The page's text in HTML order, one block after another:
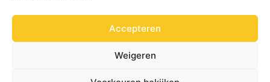
Accepteren
Weigeren
BTW | NL8074.91.950.B01